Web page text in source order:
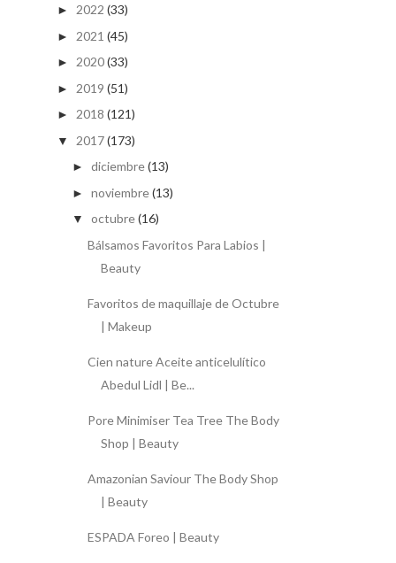
► 2022 (33)
► 2021 (45)
► 2020(33)
► 2019 (51)
► 2018 (121)
▼ 2017(173)
► diciembre(13)
► noviembre(13)
▼ octubre(16)
Bálsamos Favoritos Para Labios |
Beauty
Favoritos de maquillaje de Octubre
| Makeup
Cien nature Aceite anticelulítico
Abedul Lidl | Be...
Pore Minimiser Tea Tree The Body
Shop | Beauty
Amazonian Saviour The Body Shop
| Beauty
ESPADA Foreo | Beauty